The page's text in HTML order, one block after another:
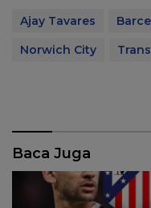
Ajay Tavares
Norwich City
Baca Juga